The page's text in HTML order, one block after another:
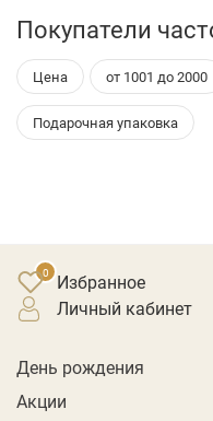
Покупатели
Цена от 1001 до 2000
Подарочная упаковка
Избранное
личный кабинет
День рождения
Акции